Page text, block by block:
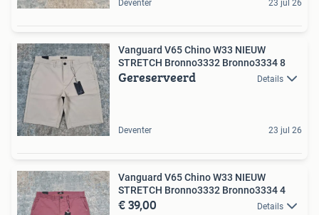
Deventer 23 jul 26
Vanguard V65 Chino W33 NIEUW
STRETCH Bronno3332 Bronno3334 8
Gereserveerd Details
Deventer 23 jul 26
Vanguard V65 Chino W33 NIEUW
STRETCH Bronno3332 Bronno3334 4
€ 39,00 Details